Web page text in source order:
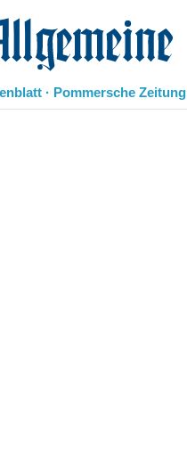
· Pommersche Zeitung